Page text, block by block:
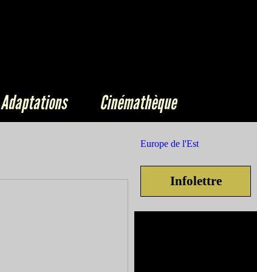
Adaptations
Cinémathèque
Europe de l'Est
Infolettre